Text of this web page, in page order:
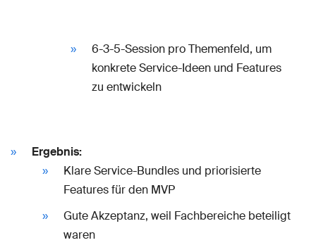
6-3-5-Session pro Themenfeld, um
konkrete Service-Ideen und Features
zu entwickeln
Ergebnis:
Klare Service-Bundles und priorisierte
Features für den MVP
Gute Akzeptanz, weil Fachbereiche beteiligt
waren